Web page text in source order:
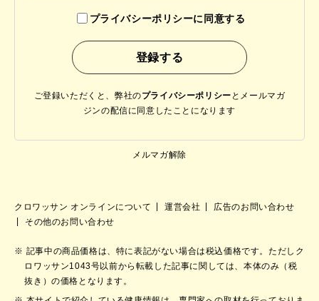
プライバシーポリシーに同意する
ご登録いただくと、弊社のプライバシーポリシー と メールマガ
ジンの配信に同意したことになります
メルマガ解除
クロワッサン オンラインについて 運営会社
広告のお問い合わせ
その他のお問い合わせ
記事中の商品価格は、特に表記がない場合は税込価格です。ただしク
ロワッサン1043号以前から転載した記事に関しては、本体のみ（税
抜き）の価格となります。